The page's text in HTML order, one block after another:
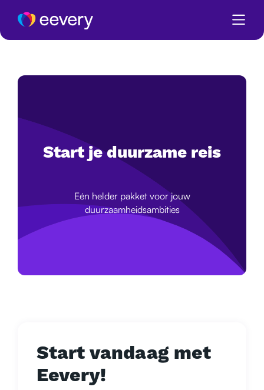
Start je duurzame reis
Eén helder pakket voor jouw
duurzaamheidsambities
Start vandaag met
Eevery!